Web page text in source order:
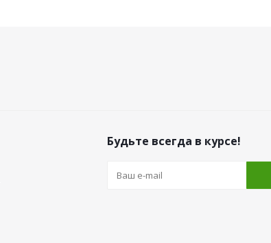
Будьте всегда в курсе!